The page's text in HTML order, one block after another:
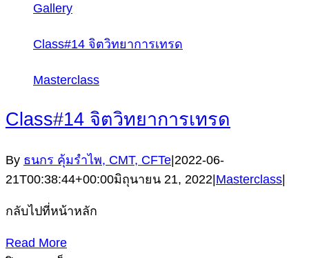
Gallery
Class#14 จิตวิทยาการเทรด
Masterclass
Class#14 จิตวิทยาการเทรด
By ธนกร คุ้มรำไพ, CMT, CFTe|2022-06-
21T00:38:44+00:00มิถุนายน 21, 2022|Masterclass|
กลับไปที่หน้าหลัก
Read More